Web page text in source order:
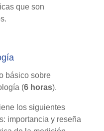
que son
básico sobre
(6 horas).
los siguientes
importancia y reseña